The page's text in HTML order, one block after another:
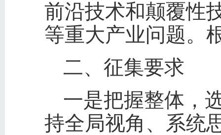
前沿技术和颠覆性
等重大产业问题
二、征集要求
一是把握整体，
持全局视角、系统